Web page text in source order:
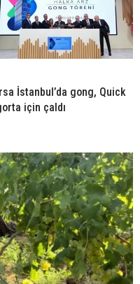
İstanbul’da gong, Quick
için çaldı